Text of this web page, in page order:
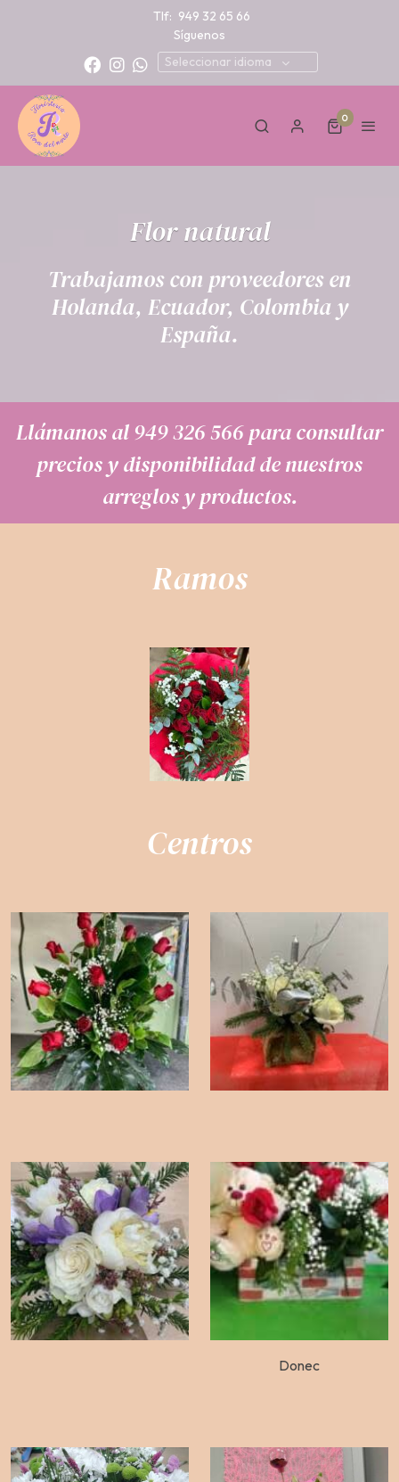
Tlf: 949 32 65 66
Síguenos
Seleccionar idioma
0
Flor natural
Trabajamos con proveedores en
Holanda, Ecuador, Colombia y
España.
Llámanos al 949 326 566para consultar
precios y disponibilidad de nuestros
arreglos y productos.
Ramos
Centros
Donec